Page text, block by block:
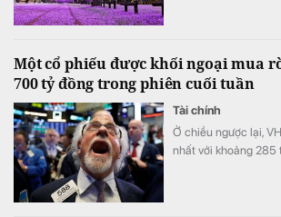
nhà nước tại doanh
nghiệp có vốn nhà
Một cổ phiếu được khối ngoại mua
700 tỷ đồng trong phiên cuối tuần
Tài chính
Ở chiều ngược lại,
nhất với khoảng 285